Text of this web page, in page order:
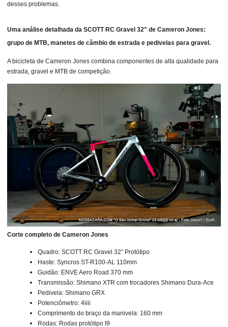
desses problemas.
Uma análise detalhada da SCOTT RC Gravel 32" de Cameron Jones:
grupo de MTB, manetes de câmbio de estrada e pedivelas para gravel.
A bicicleta de Cameron Jones combina componentes de alta qualidade para
estrada, gravel e MTB de competição.
Corte completo de Cameron Jones
Quadro: SCOTT RC Gravel 32” Protótipo
Haste: Syncros ST-R100-AL 110mm
Guidão: ENVE Aero Road 370 mm
Transmissão: Shimano XTR com trocadores Shimano Dura-Ace
Pedivela: Shimano GRX
Potenciômetro: 4iiii
Comprimento do braço da manivela: 160 mm
Rodas: Rodas protótipo I9